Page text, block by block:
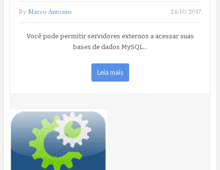
By Marco Antonio 24/10/2017
Você pode permitir servidores externos a acessar suas
bases de dados MySQL…
Leia mais